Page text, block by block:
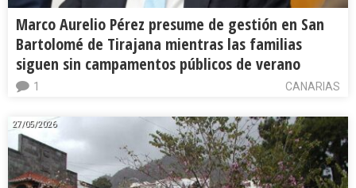
Marco Aurelio Pérez presume de gestión en San
Bartolomé de Tirajana mientras las familias
siguen sin campamentos públicos de verano
CANARIAS
1
27/05/2026